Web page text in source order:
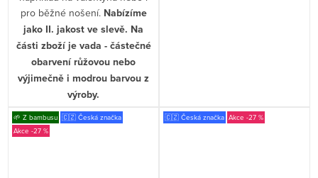
pro běžné nošení. Nabízíme
jako II. jakost ve slevě. Na
části zboží je vada - částečné
obarvení růžovou nebo
výjimečně i modrou barvou z
výroby.
🌱 Z bambusu 🇨🇿 Česká značka
-27 %
🇨🇿 Česká značka -27 %